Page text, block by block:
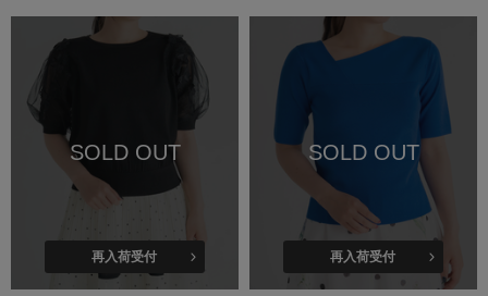
SOLD OUT
再入荷受付
SOLD OUT
再入荷受付